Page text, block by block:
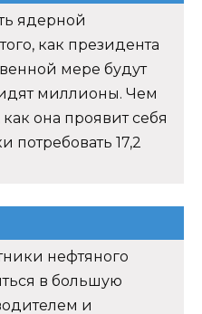
ядерной
как президента
мере будут
миллионы. Чем
она проявит себя
потребовать 17,2
нефтяного
в большую
и